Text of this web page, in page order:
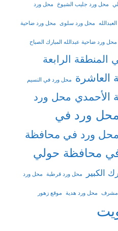
محل ورد جليب الشيوخ محل ورد
محل ورد سلوى محل ورد ضاحية
محل ورد ضاحية عبدالله المبارك الصباح
الرابعة
العاشرة
محل ورد في النسيم
محل ورد
محل ورد في
محل ورد في محافظة
محافظة حولي
الكبير محل ورد قرطبة محل ورد
مشرف محل ورد هدية موقع زهور